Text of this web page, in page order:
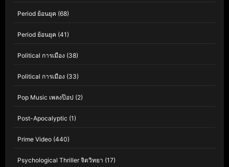
Period ย้อนยุค (68)
Period ย้อนยุค (41)
Political การเมือง (38)
Political การเมือง (33)
Pop Music เพลงป๊อป (2)
Post-Apocalyptic (1)
Prime Video (440)
Psychological Thriller จิตวิทยา (17)